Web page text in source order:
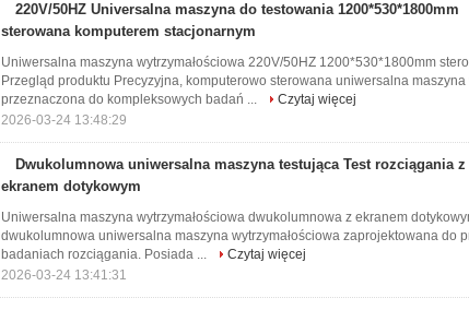
220V/50HZ Universalna maszyna do testowania 1200*530*1800mm
sterowana komputerem stacjonarnym
Uniwersalna maszyna wytrzymałościowa 220V/50HZ 1200*530*1800mm
Przegląd produktu Precyzyjna, komputerowo sterowana uniwersalna maszyna
przeznaczona do kompleksowych badań ...
Czytaj więcej
2026-03-24 13:48:29
Dwukolumnowa uniwersalna maszyna testująca Test rozciągania z
ekranem dotykowym
Uniwersalna maszyna wytrzymałościowa dwukolumnowa z ekranem
dwukolumnowa uniwersalna maszyna wytrzymałościowa zaprojektowana do
badaniach rozciągania. Posiada ...
Czytaj więcej
2026-03-24 13:41:31